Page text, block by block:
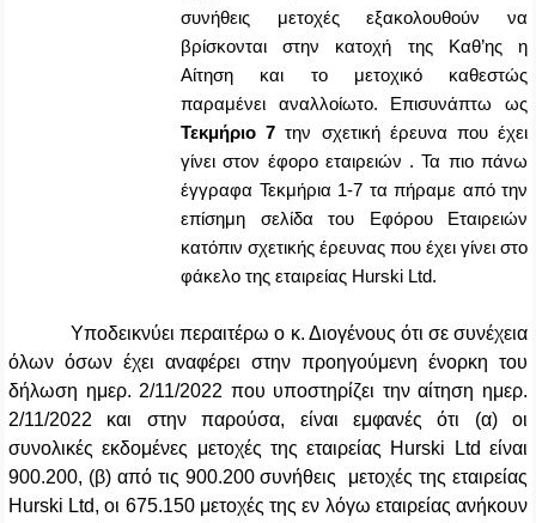
συνήθεις μετοχές εξακολουθούν να
βρίσκονται στην κατοχή της Καθ’ης η
Αίτηση και το μετοχικό καθεστώς
παραμένει αναλλοίωτο. Επισυνάπτω ως
Τεκμήριο 7 την σχετική έρευνα που έχει
γίνει στον έφορο εταιρειών . Τα πιο πάνω
έγγραφα Τεκμήρια 1-7 τα πήραμε από την
επίσημη σελίδα του Εφόρου Εταιρειών
κατόπιν σχετικής έρευνας που έχει γίνει στο
φάκελο της εταιρείας Hurski Ltd.
Υποδεικνύει περαιτέρω ο κ. Διογένους ότι σε συνέχεια
όλων όσων έχει αναφέρει στην προηγούμενη ένορκη του
δήλωση ημερ. 2/11/2022 που υποστηρίζει την αίτηση ημερ.
2/11/2022 και στην παρούσα, είναι εμφανές ότι (α) οι
συνολικές εκδομένες μετοχές της εταιρείας Hurski Ltd είναι
900.200, (β) από τις 900.200 συνήθεις μετοχές της εταιρείας
Hurski Ltd, οι 675.150 μετοχές της εν λόγω εταιρείας ανήκουν